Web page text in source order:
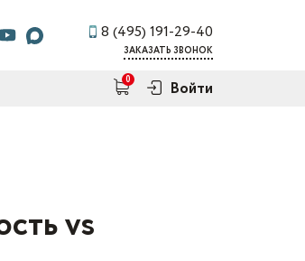
8 (495) 191-29-40
ЗАКАЗАТЬ ЗВОНОК
0 Войти
vs